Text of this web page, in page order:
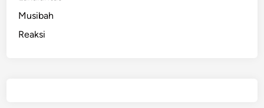
Musibah
Reaksi